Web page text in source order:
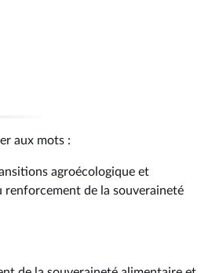
aux mots :
agroécologique et
renforcement de la souveraineté